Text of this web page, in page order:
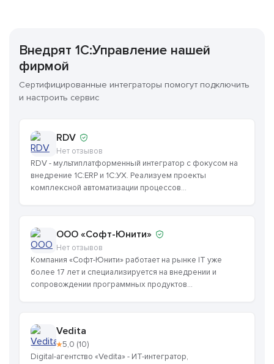
Внедрят 1C:Управление нашей
фирмой
Сертифицированные интеграторы помогут подключить
и настроить сервис
RDV
Нет отзывов
RDV - мультиплатформенный интегратор с фокусом на
внедрение 1С:ERP и 1С:УХ. Реализуем проекты
комплексной автоматизации процессов...
ООО «Софт-Юнити»
Нет отзывов
Компания «Софт-Юнити» работает на рынке IT уже
более 17 лет и специализируется на внедрении и
сопровождении программных продуктов...
Vedita
★5,0 (10)
Digital-агентство «Vedita» - ИТ-интегратор,